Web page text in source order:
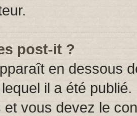
post-it ?
en dessous
il a été
et vous devez le